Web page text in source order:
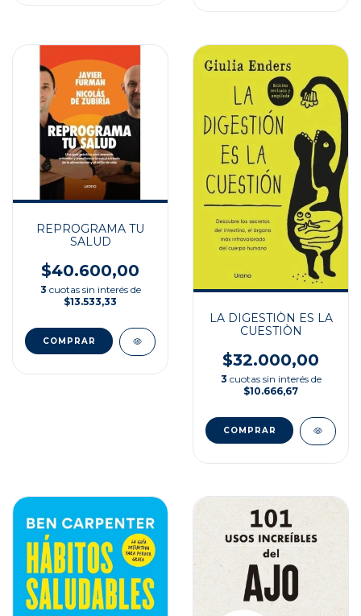
REPROGRAMA TU
SALUD
$40.600,00
3 cuotas sin interés de
$13.533,33
LA DIGESTIÒN ES LA
CUESTIÒN
$32.000,00
3 cuotas sin interés de
$10.666,67